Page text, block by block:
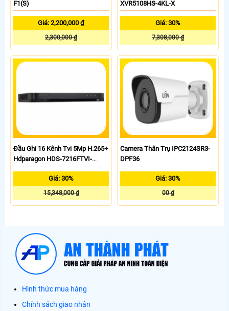
F1(S)
Giá: 2,200,000 ₫
2,300,000 ₫
XVR5108HS-4KL-X
Giá: 30%
7,308,000 ₫
Đầu Ghi 16 Kênh Tvi 5Mp H.265+
Hdparagon HDS-7216FTVI-
Giá: 30%
15,348,000 ₫
Camera Thân Trụ IPC2124SR3-
DPF36
Giá: 30%
00 ₫
Hình thức mua hàng
Chính sách giao nhận